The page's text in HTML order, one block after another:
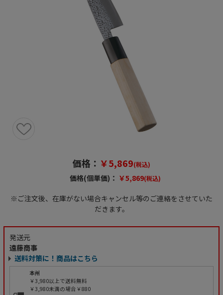
価格： ￥5,869(税込)
価格(個単価)： ￥5,869(税込)
※ご注文後、在庫がない場合キャンセル等のご連絡をさせていた
だきます。
発送元
遠藤商事
送料対策に！商品はこちら
本州
￥3,980以上で送料無料
￥3,980未満の場合￥880